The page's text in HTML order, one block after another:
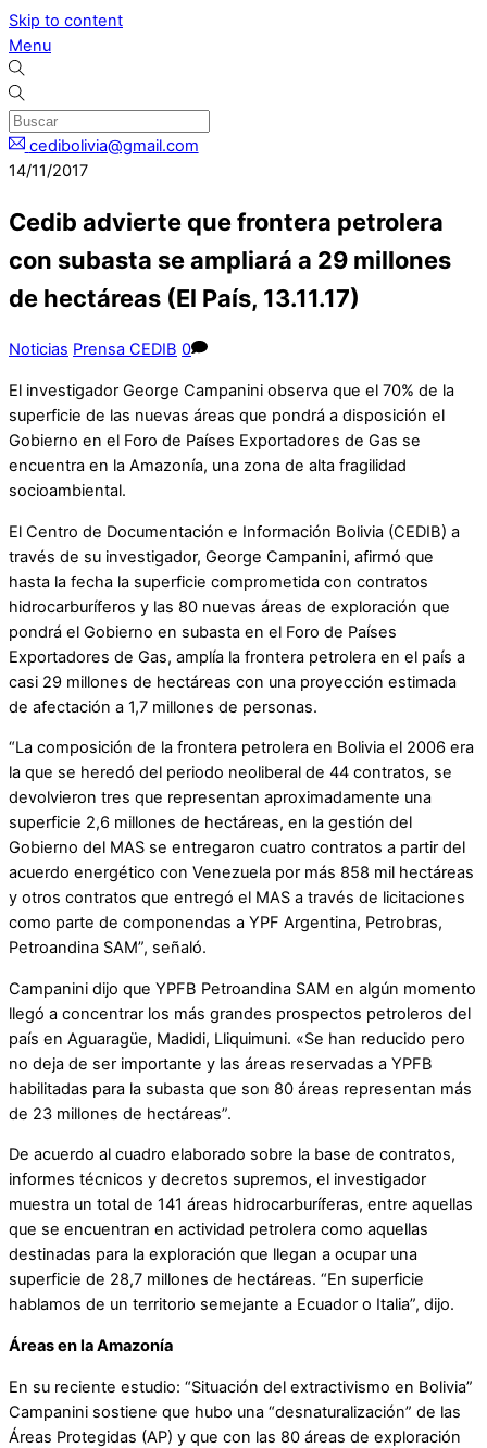
Skip to content
Menu
cedibolivia@gmail.com
14/11/2017
Cedib advierte que frontera petrolera
con subasta se ampliará a 29 millones
de hectáreas (El País, 13.11.17)
Noticias Prensa CEDIB 0
El investigador George Campanini observa que el 70% de la
superficie de las nuevas áreas que pondrá a disposición el
Gobierno en el Foro de Países Exportadores de Gas se
encuentra en la Amazonía, una zona de alta fragilidad
socioambiental.
El Centro de Documentación e Información Bolivia (CEDIB) a
través de su investigador, George Campanini, afirmó que
hasta la fecha la superficie comprometida con contratos
hidrocarburíferos y las 80 nuevas áreas de exploración que
pondrá el Gobierno en subasta en el Foro de Países
Exportadores de Gas, amplía la frontera petrolera en el país a
casi 29 millones de hectáreas con una proyección estimada
de afectación a 1,7 millones de personas.
“La composición de la frontera petrolera en Bolivia el 2006 era
la que se heredó del periodo neoliberal de 44 contratos, se
devolvieron tres que representan aproximadamente una
superficie 2,6 millones de hectáreas, en la gestión del
Gobierno del MAS se entregaron cuatro contratos a partir del
acuerdo energético con Venezuela por más 858 mil hectáreas
y otros contratos que entregó el MAS a través de licitaciones
como parte de componendas a YPF Argentina, Petrobras,
Petroandina SAM”, señaló.
Campanini dijo que YPFB Petroandina SAM en algún momento
llegó a concentrar los más grandes prospectos petroleros del
país en Aguaragüe, Madidi, Lliquimuni. «Se han reducido pero
no deja de ser importante y las áreas reservadas a YPFB
habilitadas para la subasta que son 80 áreas representan más
de 23 millones de hectáreas”.
De acuerdo al cuadro elaborado sobre la base de contratos,
informes técnicos y decretos supremos, el investigador
muestra un total de 141 áreas hidrocarburíferas, entre aquellas
que se encuentran en actividad petrolera como aquellas
destinadas para la exploración que llegan a ocupar una
superficie de 28,7 millones de hectáreas. “En superficie
hablamos de un territorio semejante a Ecuador o Italia”, dijo.
Áreas en la Amazonía
En su reciente estudio: “Situación del extractivismo en Bolivia”
Campanini sostiene que hubo una “desnaturalización” de las
Áreas Protegidas (AP) y que con las 80 áreas de exploración